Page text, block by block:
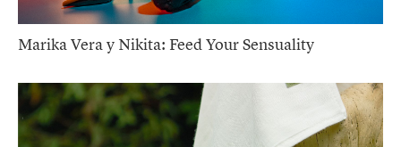
Marika Vera y Nikita: Feed Your Sensuality